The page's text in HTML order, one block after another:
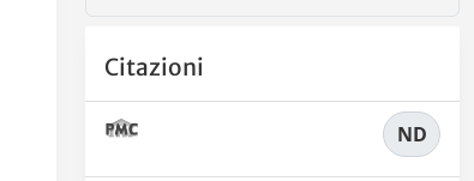
Citazioni
ND